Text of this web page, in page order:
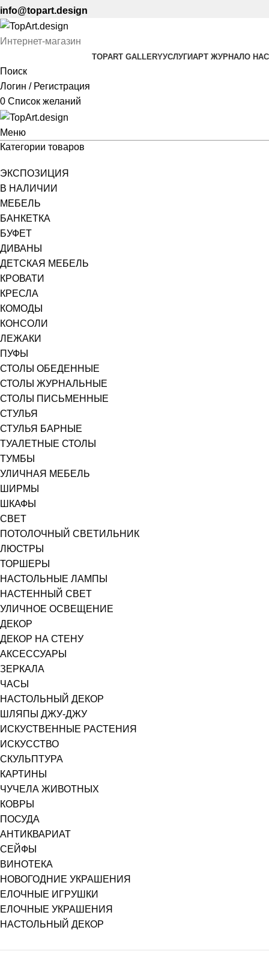
info@topart.design
Интернет-магазин
TOPART GALLERYУСЛУГИАРТ ЖУРНАЛО НАС
Поиск
Логин / Регистрация
0 Список желаний
Меню
Категории товаров
ЭКСПОЗИЦИЯ
В НАЛИЧИИ
МЕБЕЛЬ
БАНКЕТКА
БУФЕТ
ДИВАНЫ
ДЕТСКАЯ МЕБЕЛЬ
КРОВАТИ
КРЕСЛА
КОМОДЫ
КОНСОЛИ
ЛЕЖАКИ
ПУФЫ
СТОЛЫ ОБЕДЕННЫЕ
СТОЛЫ ЖУРНАЛЬНЫЕ
СТОЛЫ ПИСЬМЕННЫЕ
СТУЛЬЯ
СТУЛЬЯ БАРНЫЕ
ТУАЛЕТНЫЕ СТОЛЫ
ТУМБЫ
УЛИЧНАЯ МЕБЕЛЬ
ШИРМЫ
ШКАФЫ
СВЕТ
ПОТОЛОЧНЫЙ СВЕТИЛЬНИК
ЛЮСТРЫ
ТОРШЕРЫ
НАСТОЛЬНЫЕ ЛАМПЫ
НАСТЕННЫЙ СВЕТ
УЛИЧНОЕ ОСВЕЩЕНИЕ
ДЕКОР
ДЕКОР НА СТЕНУ
АКСЕССУАРЫ
ЗЕРКАЛА
ЧАСЫ
НАСТОЛЬНЫЙ ДЕКОР
ШЛЯПЫ ДЖУ-ДЖУ
ИСКУСТВЕННЫЕ РАСТЕНИЯ
ИСКУССТВО
СКУЛЬПТУРА
КАРТИНЫ
ЧУЧЕЛА ЖИВОТНЫХ
КОВРЫ
ПОСУДА
АНТИКВАРИАТ
СЕЙФЫ
ВИНОТЕКА
НОВОГОДНИЕ УКРАШЕНИЯ
ЕЛОЧНЫЕ ИГРУШКИ
ЕЛОЧНЫЕ УКРАШЕНИЯ
НАСТОЛЬНЫЙ ДЕКОР